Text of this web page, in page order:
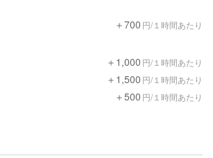
＋700 円/１時間あたり
＋1,000 円/１時間あたり
＋1,500 円/１時間あたり
＋500 円/１時間あたり